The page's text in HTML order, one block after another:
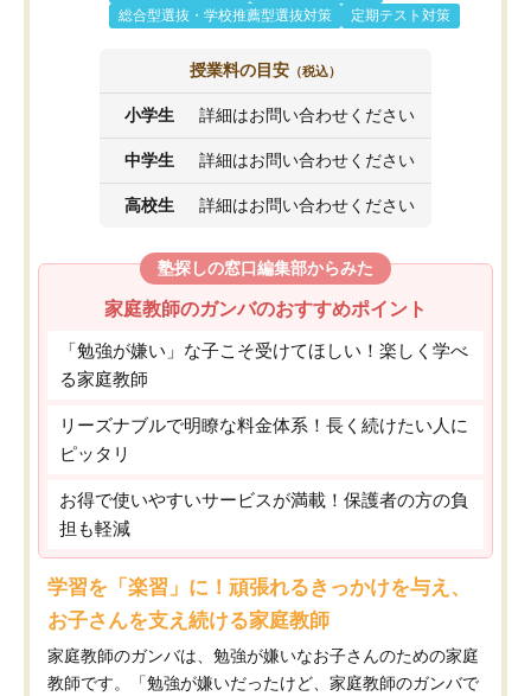
総合型選抜・学校推薦型選抜対策
定期テスト対策
授業料の目安 （税込）
小学生 詳細はお問い合わせください
中学生 詳細はお問い合わせください
高校生 詳細はお問い合わせください
塾探しの窓口編集部からみた
家庭教師のガンバのおすすめポイント
「勉強が嫌い」な子こそ受けてほしい！楽しく学べ
る家庭教師
リーズナブルで明瞭な料金体系！長く続けたい人に
ピッタリ
お得で使いやすいサービスが満載！保護者の方の負
担も軽減
学習を「楽習」に！頑張れるきっかけを与え、
お子さんを支え続ける家庭教師
家庭教師のガンバは、勉強が嫌いなお子さんのための家庭
教師です。「勉強が嫌いだったけど、家庭教師のガンバで